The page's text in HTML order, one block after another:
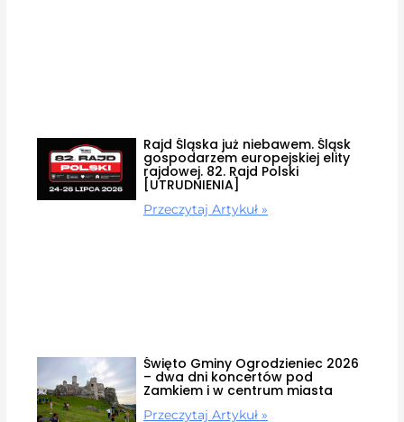
Rajd Śląska już niebawem. Śląsk
gospodarzem europejskiej elity
rajdowej. 82. Rajd Polski
[UTRUDNIENIA]
Przeczytaj Artykuł »
Święto Gminy Ogrodzieniec 2026
– dwa dni koncertów pod
Zamkiem i w centrum miasta
Przeczytaj Artykuł »